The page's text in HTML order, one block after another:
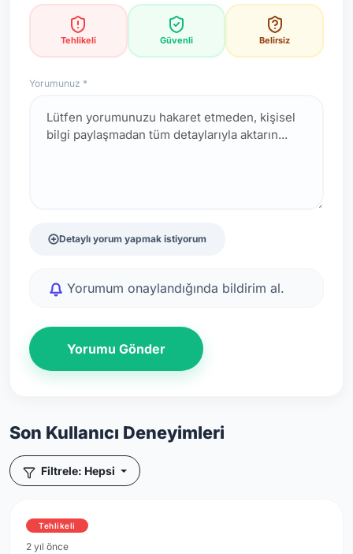
Tehlikeli Güvenli Belirsiz
Yorumunuz *
Detaylı yorum yapmak istiyorum
Yorumum onaylandığında bildirim al.
Yorumu Gönder
Son Kullanıcı Deneyimleri
Filtrele: Hepsi
Tehlikeli
2 yıl önce